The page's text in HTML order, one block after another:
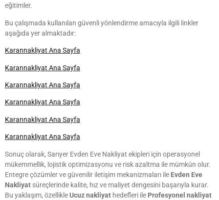
eğitimler.
Bu çalışmada kullanılan güvenli yönlendirme amacıyla ilgili linkler
aşağıda yer almaktadır:
Karannakliyat Ana Sayfa
Karannakliyat Ana Sayfa
Karannakliyat Ana Sayfa
Karannakliyat Ana Sayfa
Karannakliyat Ana Sayfa
Karannakliyat Ana Sayfa
Sonuç olarak, Sarıyer Evden Eve Nakliyat ekipleri için operasyonel
mükemmellik, lojistik optimizasyonu ve risk azaltma ile mümkün olur.
Entegre çözümler ve güvenilir iletişim mekanizmaları ile Evden Eve
Nakliyat süreçlerinde kalite, hız ve maliyet dengesini başarıyla kurar.
Bu yaklaşım, özellikleUcuz nakliyat hedefleri ile Profesyonel nakliyat